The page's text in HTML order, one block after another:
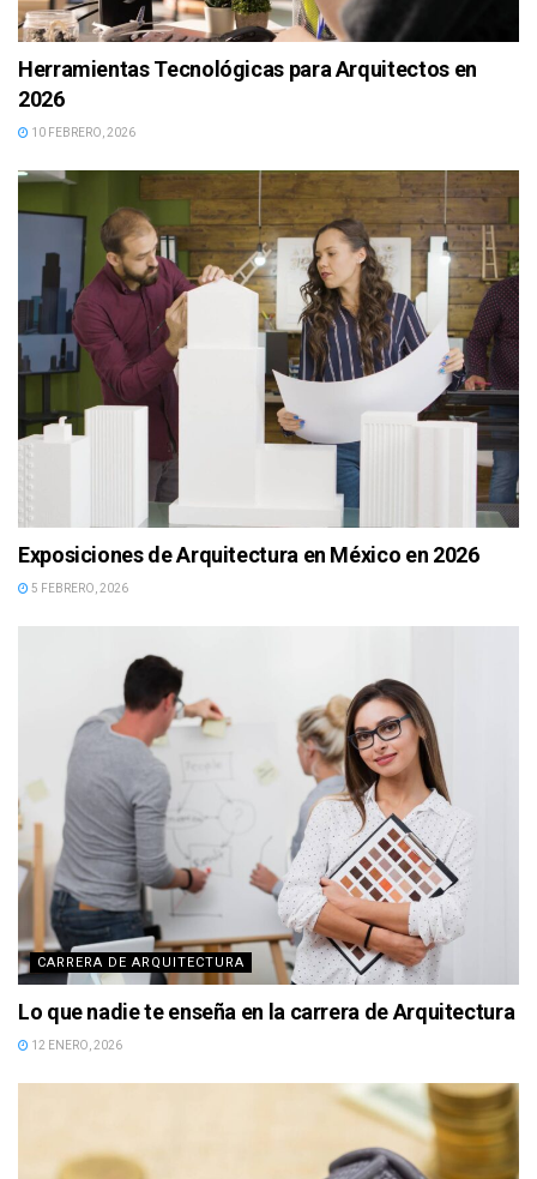
Herramientas Tecnológicas para Arquitectos en
2026
10 FEBRERO, 2026
Exposiciones de Arquitectura en México en 2026
5 FEBRERO, 2026
CARRERA DE ARQUITECTURA
Lo que nadie te enseña en la carrera de Arquitectura
12 ENERO, 2026